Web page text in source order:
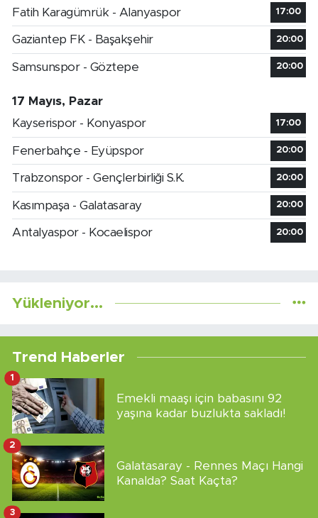
Fatih Karagümrük - Alanyaspor
17:00
Gaziantep FK - Başakşehir 20:00
Samsunspor - Göztepe 20:00
17 Mayıs, Pazar
Kayserispor - Konyaspor
17:00
Fenerbahçe - Eyüpspor 20:00
Trabzonspor - Gençlerbirliği S.K. 20:00
Kasımpaşa - Galatasaray 20:00
Antalyaspor - Kocaelispor 20:00
Yükleniyor...
Trend Haberler
Emekli maaşı için babasını 92
yaşına kadar buzlukta sakladı!
1
Galatasaray - Rennes Maçı Hangi
Kanalda? Saat Kaçta?
2
3